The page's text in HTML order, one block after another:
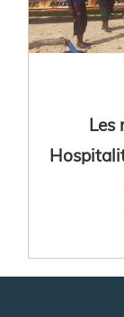
Les